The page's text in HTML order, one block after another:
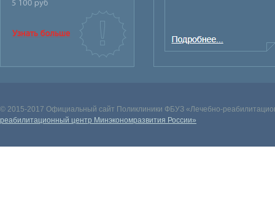
© 2015-2017 Официальный сайт Поликлиники ФБУЗ «Лечебно-
реабилитационный центр Минэкономразвития России»